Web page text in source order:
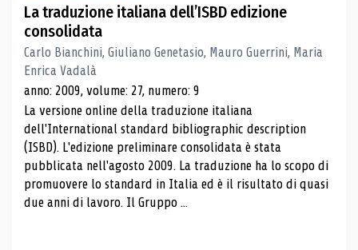
La traduzione italiana dell’ISBD edizione
consolidata
Carlo Bianchini, Giuliano Genetasio, Mauro Guerrini, Maria
Enrica Vadalà
anno: 2009, volume: 27, numero: 9
La versione online della traduzione italiana
dell'International standard bibliographic description
(ISBD). L'edizione preliminare consolidata è stata
pubblicata nell'agosto 2009. La traduzione ha lo scopo di
promuovere lo standard in Italia ed è il risultato di quasi
due anni di lavoro. Il Gruppo ...